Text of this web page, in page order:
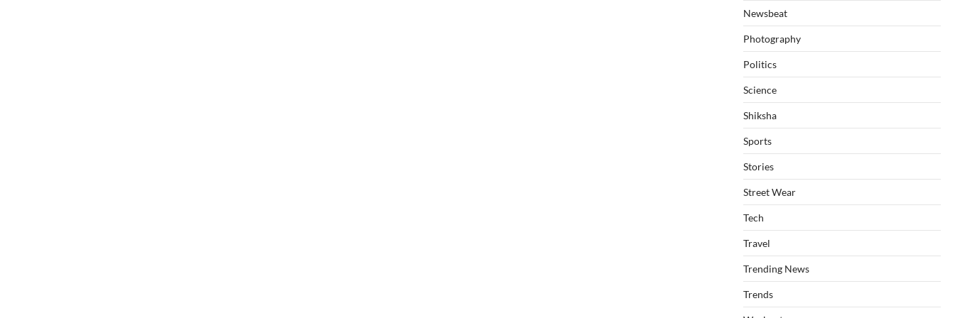
Newsbeat
Photography
Politics
Science
Shiksha
Sports
Stories
Street Wear
Tech
Travel
Trending News
Trends